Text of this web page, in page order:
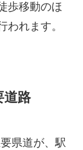
歩移動のほ
われます。
道路
県道が、駅